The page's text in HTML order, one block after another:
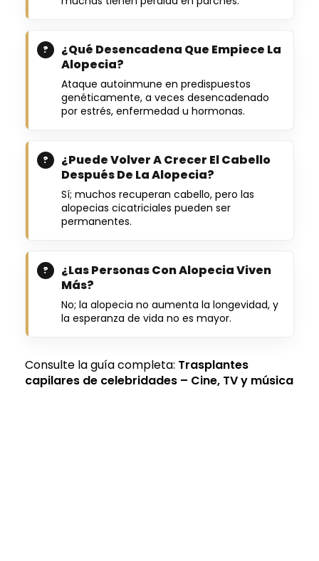
¿Qué Desencadena Que Empiece La
Alopecia?
Ataque autoinmune en predispuestos
genéticamente, a veces desencadenado
por estrés, enfermedad u hormonas.
¿Puede Volver A Crecer El Cabello
Después De La Alopecia?
Sí; muchos recuperan cabello, pero las
alopecias cicatriciales pueden ser
permanentes.
¿Las Personas Con Alopecia Viven
Más?
No; la alopecia no aumenta la longevidad, y
la esperanza de vida no es mayor.
Consulte la guía completa: Trasplantes
capilares de celebridades – Cine, TV y música